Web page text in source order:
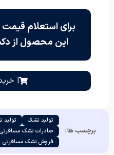
برای استعلام
این محصول از
|
برچسب ها :
تولید تشک
صادرات تشک مسافرتی
فروش تشک مسافرتی